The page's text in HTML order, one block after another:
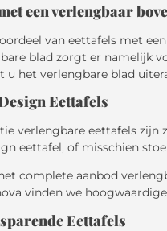
een verlengbaar
van eettafels met
blad zorgt er namelijk
u het verlengbare blad
Eettafels
verlengbare eettafels
eettafel, of misschien
complete aanbod
vinden we
Eettafels